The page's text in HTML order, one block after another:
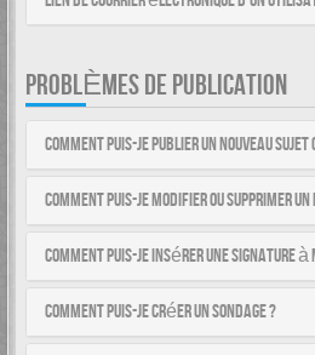
PROBLÈMES DE PUBLICATION
Comment puis-je publier un nouveau sujet
Comment puis-je modifier ou supprimer un
Comment puis-je insérer une signature à
Comment puis-je créer un sondage ?